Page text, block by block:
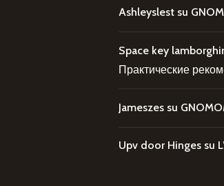
Ashleyslest su
Space key
Практические
Jameszes su
Upv door Hinges su